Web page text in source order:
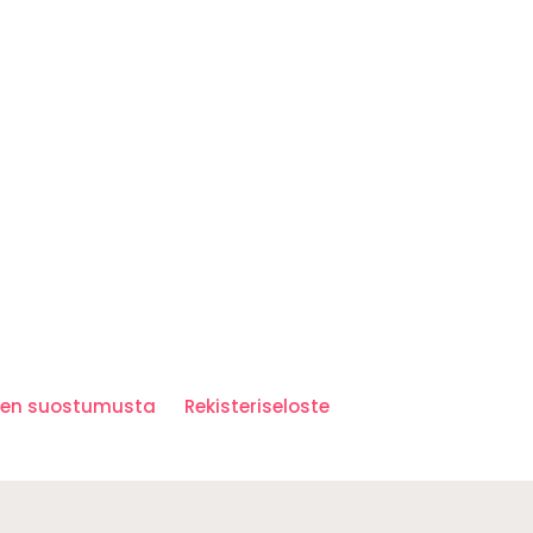
suostumusta Rekisteriseloste